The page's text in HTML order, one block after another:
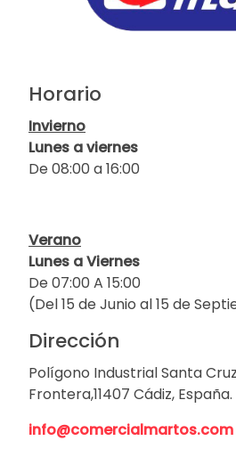
Horario
Invierno
Lunes a viernes
De 08:00 a 16:00
Verano
Lunes a Viernes
De 07:00 A 15:00
(Del 15 de Junio al 15 de
Dirección
Polígono Industrial Santa
Frontera,11407 Cádiz, España.
info@comercialmartos.com